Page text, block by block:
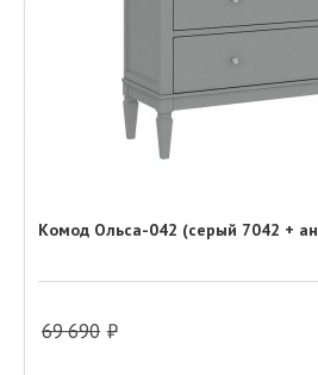
Комод Ольса-042 (серый 7042 +
69 690